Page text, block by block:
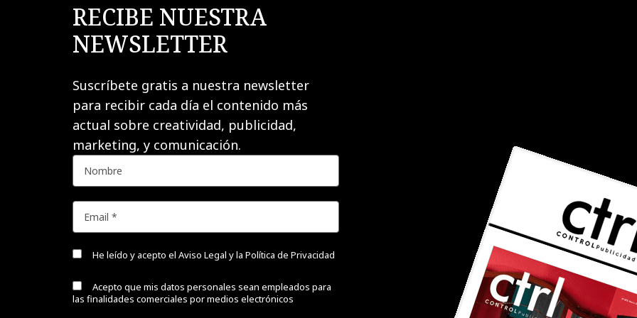
RECIBE NUESTRA
NEWSLETTER
Suscríbete gratis a nuestra newsletter
para recibir cada día el contenido más
actual sobre creatividad, publicidad,
marketing, y comunicación.
He leído y acepto el Aviso Legal y la Política de Privacidad
Acepto que mis datos personales sean empleados para
las finalidades comerciales por medios electrónicos